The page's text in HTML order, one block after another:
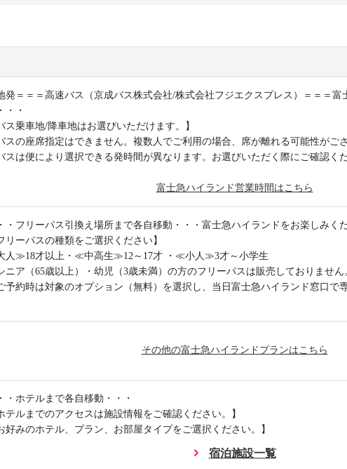
発＝＝＝高速バス（京成バス株式会社/株式会社フジエクスプレス）＝＝＝富
・・
ス乗車地/降車地はお選びいただけます。】
スの座席指定はできません。複数人でご利用の場合、席が離れる可能性がご
スは便により選択できる発時間が異なります。お選びいただく際にご確認く
富士急ハイランド営業時間はこちら
・フリーパス引換え場所まで各自移動・・・富士急ハイランドをお楽しみく
リーパスの種類をご選択ください】
人≫18才以上・≪中高生≫12～17才 ・≪小人≫3才～小学生
ニア（65歳以上）・幼児（3歳未満）の方のフリーパスは販売しておりません
約時は対象のオプション（無料）を選択し、当日富士急ハイランド窓口で
その他の富士急ハイランドプランはこちら
・ホテルまで各自移動・・・
テルまでのアクセスは施設情報をご確認ください。】
好みのホテル、プラン、お部屋タイプをご選択ください。】
宿泊施設一覧